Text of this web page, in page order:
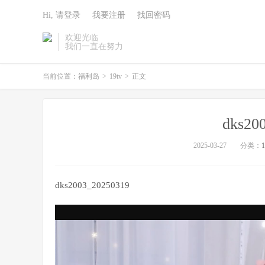
欢迎光临
我们一直在努力
Hi, 请登录 我要注册 找回密码
当前位置： 福利岛 > 19tv > 正文
2025-03-27 分类：
dks2003_20250319